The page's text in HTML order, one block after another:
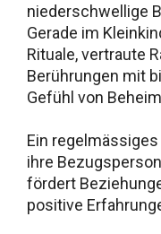
niederschwellige
Gerade im
Rituale, vertraute
Berührungen mit
Gefühl von
Ein
ihre
fördert
positive